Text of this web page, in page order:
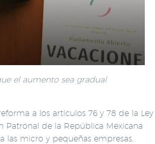
el aumento sea gradual
a los artículos 76 y 78 de la Ley
Patronal de la República Mexicana
las micro y pequeñas empresas.